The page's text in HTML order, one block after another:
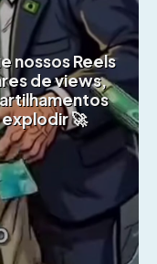
nossos Reels
de views,
🚀